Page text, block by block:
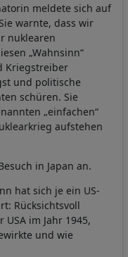
meldete sich auf
warnte, dass wir
nuklearen
„Wahnsinn“
Kriegstreiber
und politische
schüren. Sie
„einfachen“
aufstehen
in Japan an.
hat sich je ein US-
Rücksichtsvoll
im Jahr 1945,
und wie